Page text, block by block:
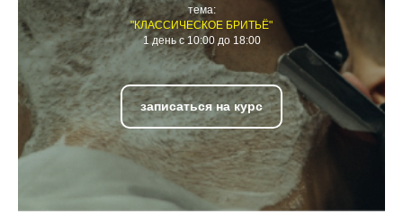
тема:
"КЛАССИЧЕСКОЕ БРИТЬЁ"
1 день с 10:00 до 18:00
записаться на курс